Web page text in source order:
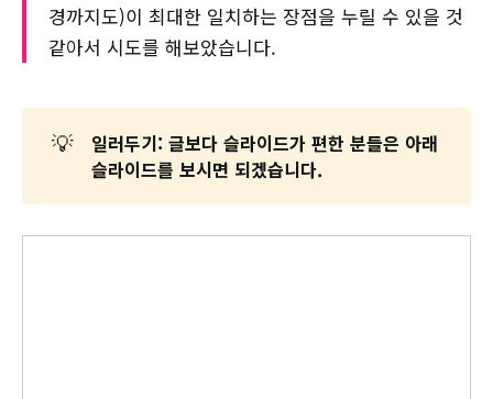
경까지도)이 최대한 일치하는 장점을 누릴 수 있을 것
같아서 시도를 해보았습니다.
💡
일러두기: 글보다 슬라이드가 편한 분들은 아래
슬라이드를 보시면 되겠습니다.